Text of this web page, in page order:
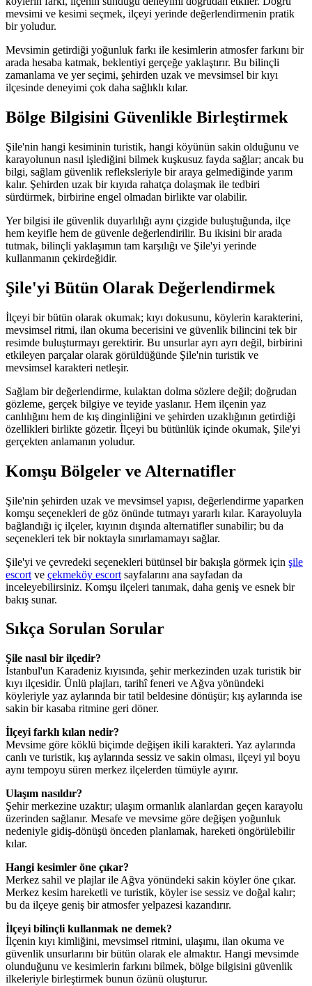
mevsimi ve kesimi seçmek, ilçeyi yerinde değerlendirmenin pratik
bir yoludur.
Mevsimin getirdiği yoğunluk farkı ile kesimlerin atmosfer farkını bir
arada hesaba katmak, beklentiyi gerçeğe yaklaştırır. Bu bilinçli
zamanlama ve yer seçimi, şehirden uzak ve mevsimsel bir kıyı
ilçesinde deneyimi çok daha sağlıklı kılar.
Bölge Bilgisini Güvenlikle Birleştirmek
Şile'nin hangi kesiminin turistik, hangi köyünün sakin olduğunu ve
karayolunun nasıl işlediğini bilmek kuşkusuz fayda sağlar; ancak bu
bilgi, sağlam güvenlik refleksleriyle bir araya gelmediğinde yarım
kalır. Şehirden uzak bir kıyıda rahatça dolaşmak ile tedbiri
sürdürmek, birbirine engel olmadan birlikte var olabilir.
Yer bilgisi ile güvenlik duyarlılığı aynı çizgide buluştuğunda, ilçe
hem keyifle hem de güvenle değerlendirilir. Bu ikisini bir arada
tutmak, bilinçli yaklaşımın tam karşılığı ve Şile'yi yerinde
kullanmanın çekirdeğidir.
Şile'yi Bütün Olarak Değerlendirmek
İlçeyi bir bütün olarak okumak; kıyı dokusunu, köylerin karakterini,
mevsimsel ritmi, ilan okuma becerisini ve güvenlik bilincini tek bir
resimde buluşturmayı gerektirir. Bu unsurlar ayrı ayrı değil, birbirini
etkileyen parçalar olarak görüldüğünde Şile'nin turistik ve
mevsimsel karakteri netleşir.
Sağlam bir değerlendirme, kulaktan dolma sözlere değil; doğrudan
gözleme, gerçek bilgiye ve teyide yaslanır. Hem ilçenin yaz
canlılığını hem de kış dinginliğini ve şehirden uzaklığının getirdiği
özellikleri birlikte gözetir. İlçeyi bu bütünlük içinde okumak, Şile'yi
gerçekten anlamanın yoludur.
Komşu Bölgeler ve Alternatifler
Şile'nin şehirden uzak ve mevsimsel yapısı, değerlendirme yaparken
komşu seçenekleri de göz önünde tutmayı yararlı kılar. Karayoluyla
bağlandığı iç ilçeler, kıyının dışında alternatifler sunabilir; bu da
seçenekleri tek bir noktayla sınırlamamayı sağlar.
Şile'yi ve çevredeki seçenekleri bütünsel bir bakışla görmek için şile
escort ve çekmeköy escort sayfalarını ana sayfadan da
inceleyebilirsiniz. Komşu ilçeleri tanımak, daha geniş ve esnek bir
bakış sunar.
Sıkça Sorulan Sorular
Şile nasıl bir ilçedir?
İstanbul'un Karadeniz kıyısında, şehir merkezinden uzak turistik bir
kıyı ilçesidir. Ünlü plajları, tarihî feneri ve Ağva yönündeki
köyleriyle yaz aylarında bir tatil beldesine dönüşür; kış aylarında ise
sakin bir kasaba ritmine geri döner.
İlçeyi farklı kılan nedir?
Mevsime göre köklü biçimde değişen ikili karakteri. Yaz aylarında
canlı ve turistik, kış aylarında sessiz ve sakin olması, ilçeyi yıl boyu
aynı tempoyu süren merkez ilçelerden tümüyle ayırır.
Ulaşım nasıldır?
Şehir merkezine uzaktır; ulaşım ormanlık alanlardan geçen karayolu
üzerinden sağlanır. Mesafe ve mevsime göre değişen yoğunluk
nedeniyle gidiş-dönüşü önceden planlamak, hareketi öngörülebilir
kılar.
Hangi kesimler öne çıkar?
Merkez sahil ve plajlar ile Ağva yönündeki sakin köyler öne çıkar.
Merkez kesim hareketli ve turistik, köyler ise sessiz ve doğal kalır;
bu da ilçeye geniş bir atmosfer yelpazesi kazandırır.
İlçeyi bilinçli kullanmak ne demek?
İlçenin kıyı kimliğini, mevsimsel ritmini, ulaşımı, ilan okuma ve
güvenlik unsurlarını bir bütün olarak ele almaktır. Hangi mevsimde
olunduğunu ve kesimlerin farkını bilmek, bölge bilgisini güvenlik
ilkeleriyle birleştirmek bunun özünü oluşturur.